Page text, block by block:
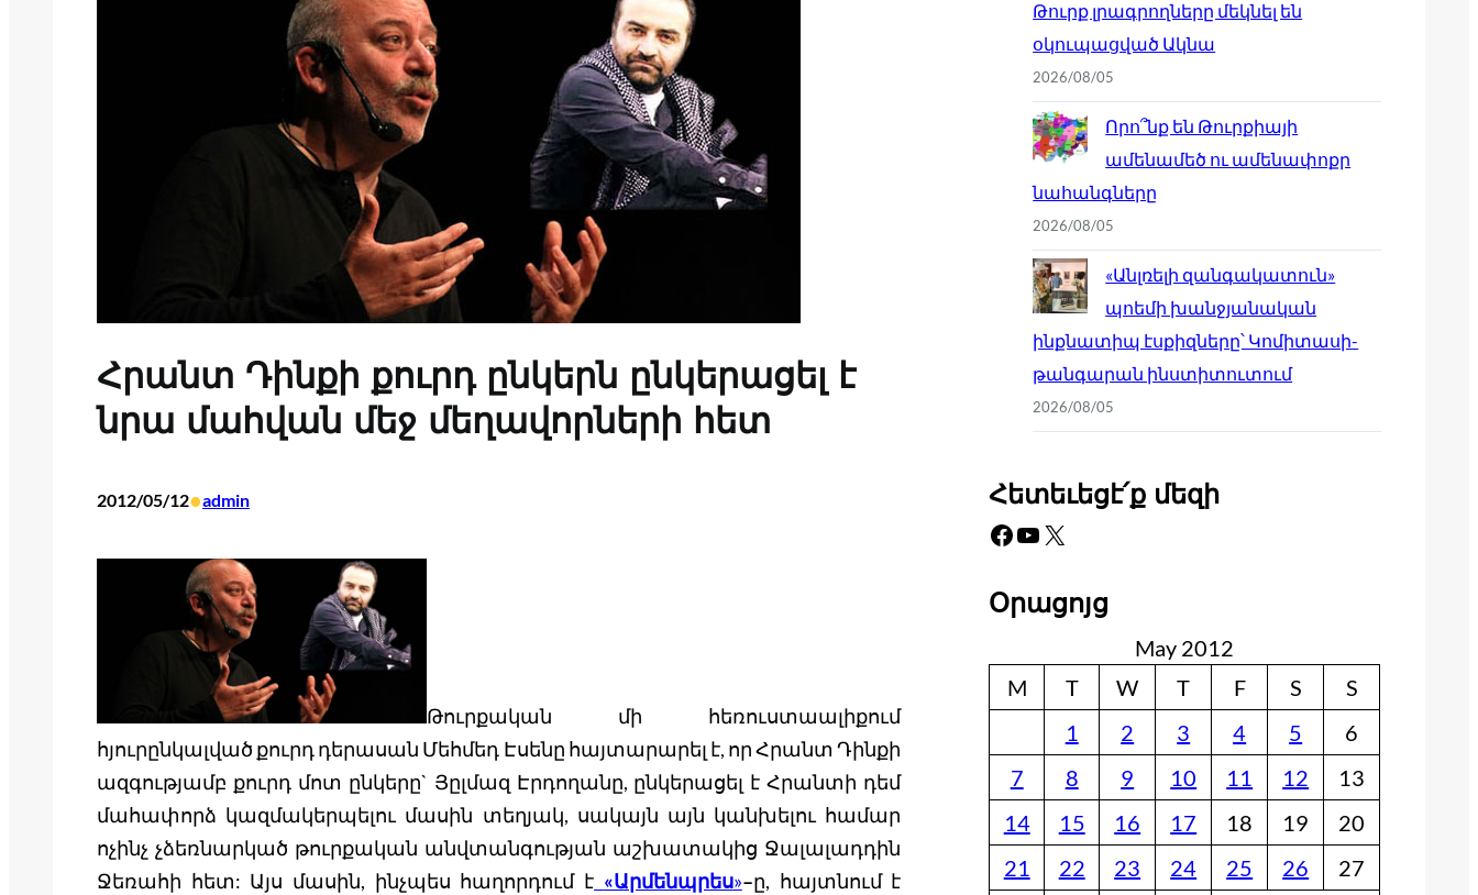
Հրանտ Դինքի քուրդ ընկերն ընկերացել է
նրա մահվան մեջ մեղավորների հետ
2012/05/12•admin
Թուրքական մի հեռուստաալիքում
հյուրընկալված քուրդ դերասան Մեհմեդ Էսենը հայտարարել է, որ Հրանտ Դինքի
ազգությամբ քուրդ մոտ ընկերը` Յըլմազ Էրդողանը, ընկերացել է Հրանտի դեմ
մահափորձ կազմակերպելու մասին տեղյակ, սակայն այն կանխելու համար
ոչինչ չձեռնարկած թուրքական անվտանգության աշխատակից Ջալալադդին
Ջեռահի հետ: Այս մասին, ինչպես հաղորդում է «Արմենպրես»–ը, հայտնում է
Թուրք լրագրողները մեկնել են
օկուպացված Ակնա
2026/08/05
Որո՞նք են Թուրքիայի
ամենամեծ ու ամենափոքր
նահանգները
2026/08/05
«Անլռելի զանգակատուն»
պոեմի խանջյանական
ինքնատիպ էսքիզները՝ Կոմիտասի-
թանգարան ինստիտուտում
2026/08/05
Հետեւեցէ՛ք մեզի
Facebook YouTube X
Օրացոյց
May 2012
M
T W T F S
S
1
2 3 4 5
6
7
8 9 10 11 12
13
14
15 16 17 18 19
20
21
22 23 24 25 26
27